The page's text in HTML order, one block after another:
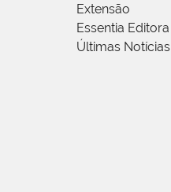
Extensão
Essentia Editora
Últimas Notícias